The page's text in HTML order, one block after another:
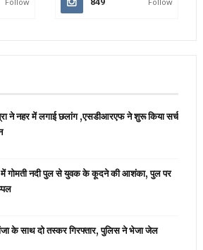
ने नहर में लगाई छलांग ,एसडीआरएफ ने शुरू किया सर्च
गोमती नदी पुल से युवक के कूदने की आशंका, पुल पर
के साथ दो तस्कर गिरफ्तार, पुलिस ने भेजा जेल